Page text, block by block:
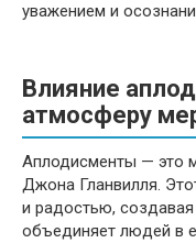
уважением и
Влияние
атмосферу
Аплодисменты — это
Джона Гланвилля.
и радостью,
объединяет людей в